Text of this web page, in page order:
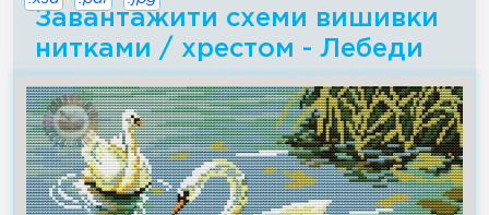
Завантажити схеми вишивки
нитками / хрестом - Лебеди